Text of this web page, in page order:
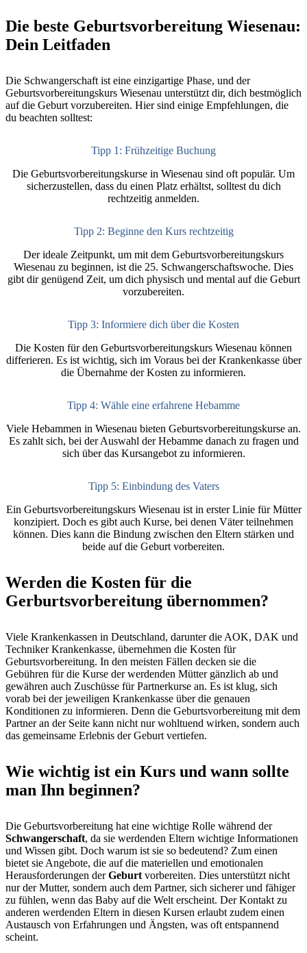
Die beste Geburtsvorbereitung Wiesenau:
Dein Leitfaden
Die Schwangerschaft ist eine einzigartige Phase, und der
Geburtsvorbereitungskurs Wiesenau unterstützt dir, dich bestmöglich
auf die Geburt vorzubereiten. Hier sind einige Empfehlungen, die
du beachten solltest:
Tipp 1: Frühzeitige Buchung
Die Geburtsvorbereitungskurse in Wiesenau sind oft populär. Um
sicherzustellen, dass du einen Platz erhältst, solltest du dich
rechtzeitig anmelden.
Tipp 2: Beginne den Kurs rechtzeitig
Der ideale Zeitpunkt, um mit dem Geburtsvorbereitungskurs
Wiesenau zu beginnen, ist die 25. Schwangerschaftswoche. Dies
gibt dir genügend Zeit, um dich physisch und mental auf die Geburt
vorzubereiten.
Tipp 3: Informiere dich über die Kosten
Die Kosten für den Geburtsvorbereitungskurs Wiesenau können
differieren. Es ist wichtig, sich im Voraus bei der Krankenkasse über
die Übernahme der Kosten zu informieren.
Tipp 4: Wähle eine erfahrene Hebamme
Viele Hebammen in Wiesenau bieten Geburtsvorbereitungskurse an.
Es zahlt sich, bei der Auswahl der Hebamme danach zu fragen und
sich über das Kursangebot zu informieren.
Tipp 5: Einbindung des Vaters
Ein Geburtsvorbereitungskurs Wiesenau ist in erster Linie für Mütter
konzipiert. Doch es gibt auch Kurse, bei denen Väter teilnehmen
können. Dies kann die Bindung zwischen den Eltern stärken und
beide auf die Geburt vorbereiten.
Werden die Kosten für die
Gerburtsvorbereitung übernommen?
Viele Krankenkassen in Deutschland, darunter die AOK, DAK und
Techniker Krankenkasse, übernehmen die Kosten für
Geburtsvorbereitung. In den meisten Fällen decken sie die
Gebühren für die Kurse der werdenden Mütter gänzlich ab und
gewähren auch Zuschüsse für Partnerkurse an. Es ist klug, sich
vorab bei der jeweiligen Krankenkasse über die genauen
Konditionen zu informieren. Denn die Geburtsvorbereitung mit dem
Partner an der Seite kann nicht nur wohltuend wirken, sondern auch
das gemeinsame Erlebnis der Geburt vertiefen.
Wie wichtig ist ein Kurs und wann sollte
man Ihn beginnen?
Die Geburtsvorbereitung hat eine wichtige Rolle während der
Schwangerschaft, da sie werdenden Eltern wichtige Informationen
und Wissen gibt. Doch warum ist sie so bedeutend? Zum einen
bietet sie Angebote, die auf die materiellen und emotionalen
Herausforderungen derGeburt vorbereiten. Dies unterstützt nicht
nur der Mutter, sondern auch dem Partner, sich sicherer und fähiger
zu fühlen, wenn das Baby auf die Welt erscheint. Der Kontakt zu
anderen werdenden Eltern in diesen Kursen erlaubt zudem einen
Austausch von Erfahrungen und Ängsten, was oft entspannend
scheint.